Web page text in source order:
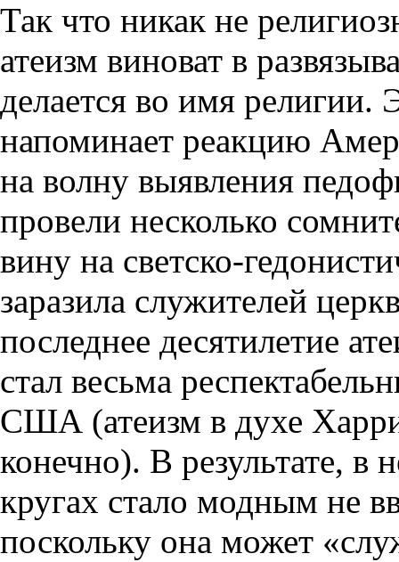
Так что никак не
атеизм виноват в
делается во имя религии.
напоминает реакцию
на волну выявления
провели несколько
вину на светско-
заразила служителей
последнее десятилетие
стал весьма
США (атеизм в духе
конечно). В результате, в
кругах стало модным не
поскольку она может